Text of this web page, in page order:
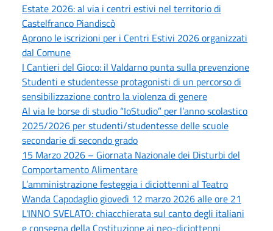
Estate 2026: al via i centri estivi nel territorio di
Castelfranco Piandiscò
Aprono le iscrizioni per i Centri Estivi 2026 organizzati
dal Comune
I Cantieri del Gioco: il Valdarno punta sulla prevenzione
Studenti e studentesse protagonisti di un percorso di
sensibilizzazione contro la violenza di genere
Al via le borse di studio “IoStudio” per l’anno scolastico
2025/2026 per studenti/studentesse delle scuole
secondarie di secondo grado
15 Marzo 2026 – Giornata Nazionale dei Disturbi del
Comportamento Alimentare
L’amministrazione festeggia i diciottenni al Teatro
Wanda Capodaglio giovedì 12 marzo 2026 alle ore 21
L'INNO SVELATO: chiacchierata sul canto degli italiani
e consegna della Costituzione ai neo-diciottenni